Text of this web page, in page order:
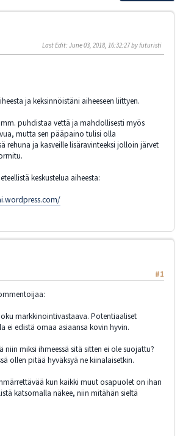
Last Edit: June 03, 2018, 16:32:27 by futuristi
ja keksinnöistäni aiheeseen liittyen.
puhdistaa vettä ja mahdollisesti myös
mutta sen pääpaino tulisi olla
rehuna ja kasveille lisäravinteeksi jolloin järvet
keskustelua aiheesta:
#1
markkinointivastaava. Potentiaaliset
ei edistä omaa asiaansa kovin hyvin.
miksi ihmeessä sitä sitten ei ole suojattu?
ollen pitää hyväksyä ne kiinalaisetkin.
kun kaikki muut osapuolet on ihan
katsomalla näkee, niin mitähän sieltä